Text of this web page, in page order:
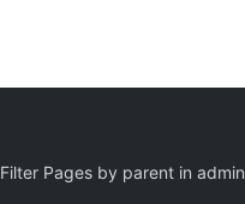
Filter Pages by parent in admin